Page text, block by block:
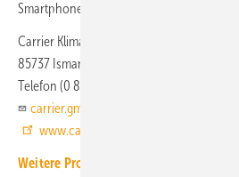
Smartphone und Tablet-PC bedient
Carrier Klimatechnik
85737 Ismaning
Telefon (0 89) 32 15 40
carrier.gmbh@carrier.com
www.carrier.de
Weitere Produkt-Meldungen zum